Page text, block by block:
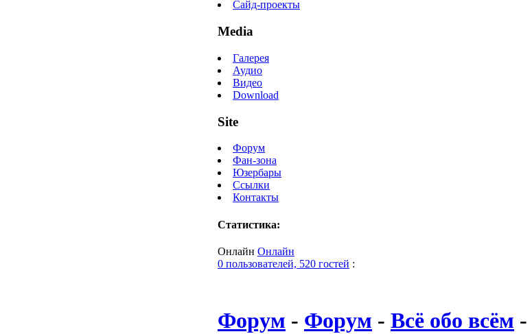
Сайд-проекты
Media
Галерея
Аудио
Видео
Download
Site
Форум
Фан-зона
Юзербары
Ссылки
Контакты
Статистика:
Онлайн Онлайн
0 пользователей, 520 гостей :
Форум - Форум - Всё обо всём -